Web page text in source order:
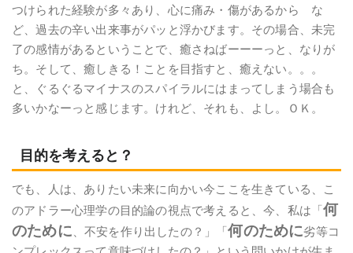
つけられた経験が多々あり、心に痛み・傷があるから な
ど、過去の辛い出来事がパッと浮かびます。その場合、未完
了の感情があるということで、癒さねばーーーっと、なりが
ち。そして、癒しきる！ことを目指すと、癒えない。。。
と、ぐるぐるマイナスのスパイラルにはまってしまう場合も
多いかなーっと感じます。けれど、それも、よし。ＯＫ。
目的を考えると？
でも、人は、ありたい未来に向かい今ここを生きている、こ
のアドラー心理学の目的論の視点で考えると、今、私は「何
のために、不安を作り出したの？」「何のために劣等コ